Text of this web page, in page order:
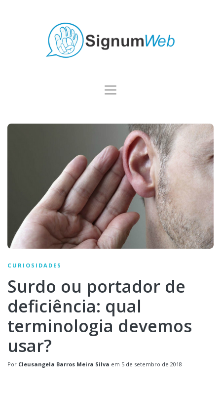
CURIOSIDADES
Surdo ou portador de
deficiência: qual
terminologia devemos
usar?
Por Cleusangela Barros Meira Silva em 5 de setembro de 2018